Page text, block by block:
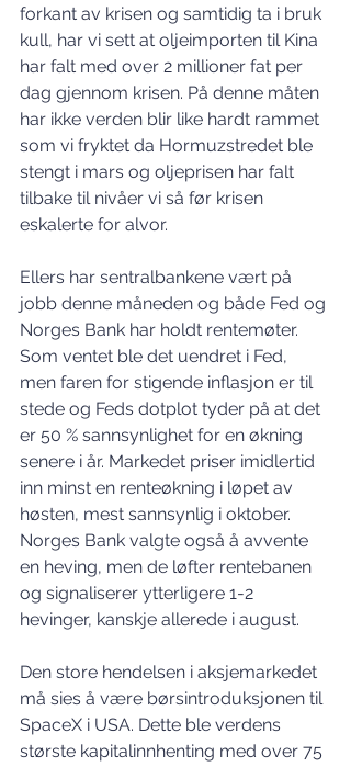
forkant av krisen og samtidig ta i bruk
kull, har vi sett at oljeimporten til Kina
har falt med over 2 millioner fat per
dag gjennom krisen. På denne måten
har ikke verden blir like hardt rammet
som vi fryktet da Hormuzstredet ble
stengt i mars og oljeprisen har falt
tilbake til nivåer vi så før krisen
eskalerte for alvor.
Ellers har sentralbankene vært på
jobb denne måneden og både Fed og
Norges Bank har holdt rentemøter.
Som ventet ble det uendret i Fed,
men faren for stigende inflasjon er til
stede og Feds dotplot tyder på at det
er 50 % sannsynlighet for en økning
senere i år. Markedet priser imidlertid
inn minst en renteøkning i løpet av
høsten, mest sannsynlig i oktober.
Norges Bank valgte også å avvente
en heving, men de løfter rentebanen
og signaliserer ytterligere 1-2
hevinger, kanskje allerede i august.
Den store hendelsen i aksjemarkedet
må sies å være børsintroduksjonen til
SpaceX i USA. Dette ble verdens
største kapitalinnhenting med over 75